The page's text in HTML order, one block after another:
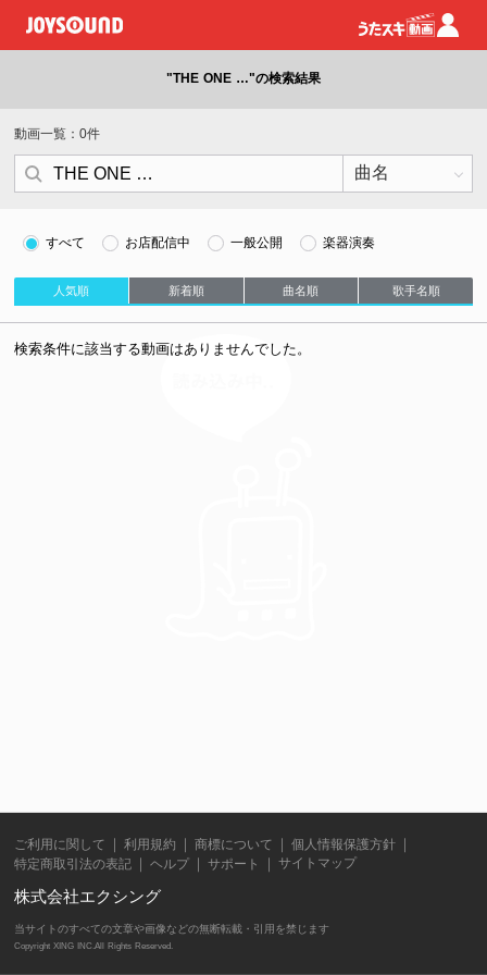
"THE ONE …"の検索結果
動画一覧：0件
すべて お店配信中 一般公開 楽器演奏
人気順 新着順 曲名順 歌手名順
検索条件に該当する動画はありませんでした。
ご利用に関して 利用規約 商標について
個人情報保護方針
特定商取引法の表記
ヘルプ サポート サイトマップ
株式会社エクシング
当サイトのすべての文章や画像などの無断転載・引用を禁じます
Copyright XING INC.All Rights Reserved.